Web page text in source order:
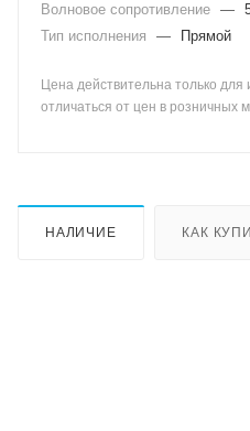
Волновое сопротивление —
Тип исполнения
— Прямой
Цена действительна только
отличаться от цен в розничных
НАЛИЧИЕ КАК